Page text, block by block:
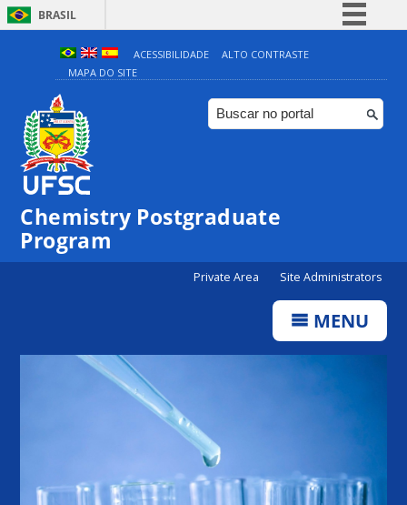
BRASIL
Simplifique!
Comunica BR
Participe
ACESSIBILIDADE
ALTO CONTRASTE
MAPA DO SITE
Chemistry Postgraduate
Program
Private Area Site Administrators
MENU